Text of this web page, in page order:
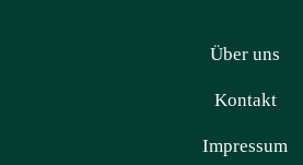
Über uns
Kontakt
Impressum